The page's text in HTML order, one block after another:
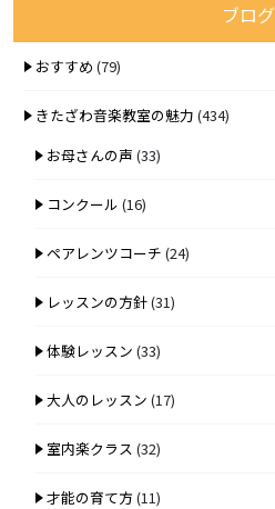
ブログ
おすすめ (79)
きたざわ音楽教室の魅力 (434)
お母さんの声 (33)
コンクール (16)
ペアレンツコーチ (24)
レッスンの方針(31)
体験レッスン (33)
大人のレッスン (17)
室内楽クラス (32)
才能の育て方 (11)